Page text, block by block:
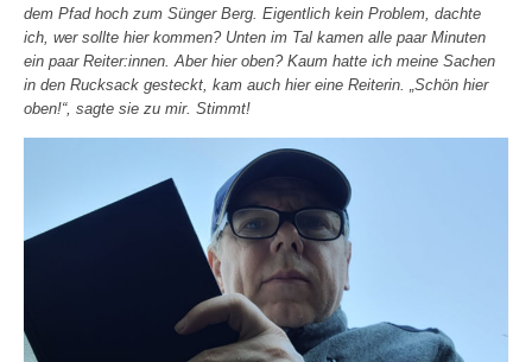
dem Pfad hoch zum Sünger Berg. Eigentlich kein Problem, dachte
ich, wer sollte hier kommen? Unten im Tal kamen alle paar Minuten
ein paar Reiter:innen. Aber hier oben? Kaum hatte ich meine Sachen
in den Rucksack gesteckt, kam auch hier eine Reiterin. „Schön hier
oben!“, sagte sie zu mir. Stimmt!